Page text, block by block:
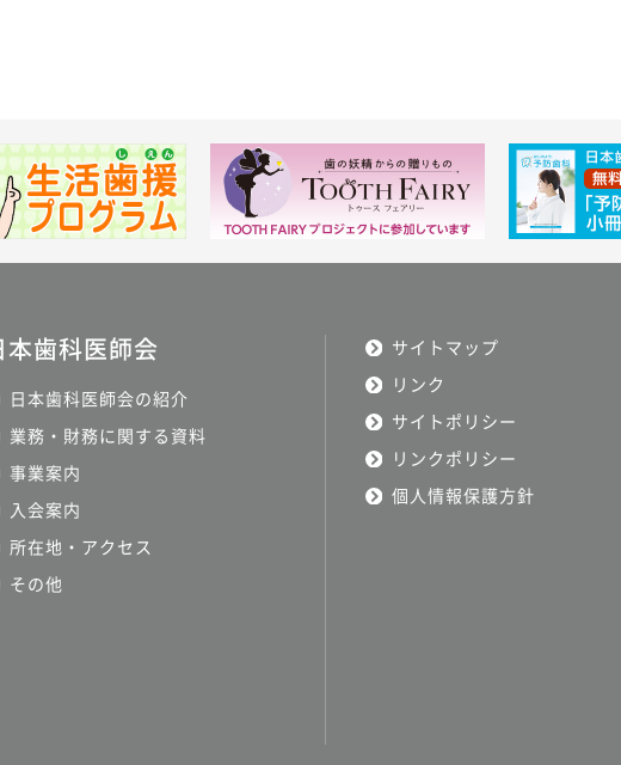
本歯科医師会
日本歯科医師会の紹介
業務・財務に関する資料
事業案内
入会案内
所在地・アクセス
その他
サイトマップ
リンク
サイトポリシー
リンクポリシー
個人情報保護方針